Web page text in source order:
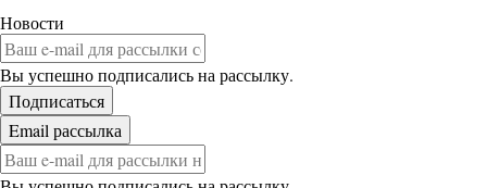
Новости
Вы успешно подписались на рассылку.